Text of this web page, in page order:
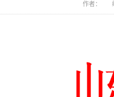
作者：